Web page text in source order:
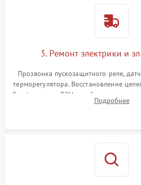
3. Ремонт электрики и
Прозвонка пускозащитного реле,
терморегулятора. Восстановление
Frost, включая ТЭН оттайки и
платы управления при сбоях
Подробнее